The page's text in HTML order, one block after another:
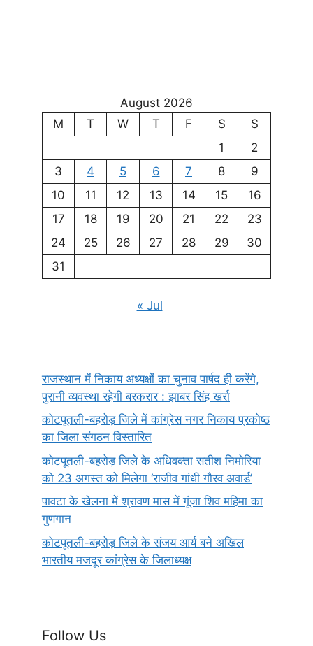
August 2026
M
T W T F S
S
1
2
3
4 5 6 7 8
9
10
11 12 13 14 15
16
17
18 19 20 21 22
23
24
25 26 27 28 29
30
31
« Jul
राजस्थान में निकाय अध्यक्षों का चुनाव पार्षद ही करेंगे,
पुरानी व्यवस्था रहेगी बरकरार : झाबर सिंह खर्रा
कोटपूतली-बहरोड़ जिले में कांग्रेस नगर निकाय प्रकोष्ठ
का जिला संगठन विस्तारित
कोटपूतली-बहरोड़ जिले के अधिवक्ता सतीश निमोरिया
को 23 अगस्त को मिलेगा ‘राजीव गांधी गौरव अवार्ड’
पावटा के खेलना में श्रावण मास में गूंजा शिव महिमा का
गुणगान
कोटपूतली-बहरोड़ जिले के संजय आर्य बने अखिल
भारतीय मजदूर कांग्रेस के जिलाध्यक्ष
Follow Us